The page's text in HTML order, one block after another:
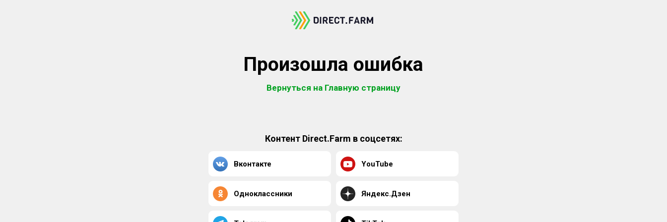
Произошла ошибка
Вернуться на Главную страницу
Контент Direct.Farm в соцсетях:
Вконтакте YouTube
Одноклассники Яндекс.Дзен